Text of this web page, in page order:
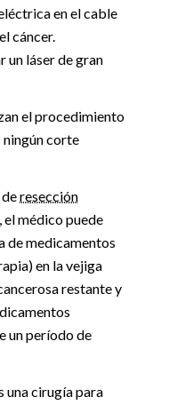
en el cable
cáncer.
un láser de gran
el procedimiento
ningún corte
deresección
, el médico puede
de medicamentos
en la vejiga
restante y
un período de
una cirugía para